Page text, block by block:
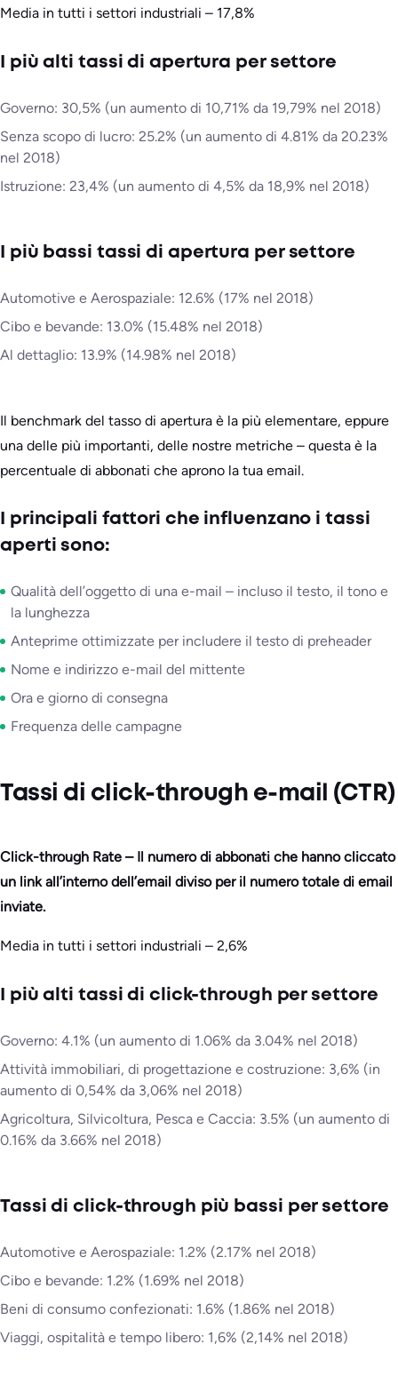
Media in tutti i settori industriali – 17,8%
I più alti tassi di apertura per settore
Governo: 30,5% (un aumento di 10,71% da 19,79% nel 2018)
Senza scopo di lucro: 25.2% (un aumento di 4.81% da 20.23%
nel 2018)
Istruzione: 23,4% (un aumento di 4,5% da 18,9% nel 2018)
I più bassi tassi di apertura per settore
Automotive e Aerospaziale: 12.6% (17% nel 2018)
Cibo e bevande: 13.0% (15.48% nel 2018)
Al dettaglio: 13.9% (14.98% nel 2018)
Il benchmark del tasso di apertura è la più elementare, eppure
una delle più importanti, delle nostre metriche – questa è la
percentuale di abbonati che aprono la tua email.
I principali fattori che influenzano i tassi
aperti sono:
Qualità dell’oggetto di una e-mail – incluso il testo, il tono e
la lunghezza
Anteprime ottimizzate per includere il testo di preheader
Nome e indirizzo e-mail del mittente
Ora e giorno di consegna
Frequenza delle campagne
Tassi di click-through e-mail (CTR)
Click-through Rate – Il numero di abbonati che hanno cliccato
un link all’interno dell’email diviso per il numero totale di email
inviate.
Media in tutti i settori industriali – 2,6%
I più alti tassi di click-through per settore
Governo: 4.1% (un aumento di 1.06% da 3.04% nel 2018)
Attività immobiliari, di progettazione e costruzione: 3,6% (in
aumento di 0,54% da 3,06% nel 2018)
Agricoltura, Silvicoltura, Pesca e Caccia: 3.5% (un aumento di
0.16% da 3.66% nel 2018)
Tassi di click-through più bassi per settore
Automotive e Aerospaziale: 1.2% (2.17% nel 2018)
Cibo e bevande: 1.2% (1.69% nel 2018)
Beni di consumo confezionati: 1.6% (1.86% nel 2018)
Viaggi, ospitalità e tempo libero: 1,6% (2,14% nel 2018)